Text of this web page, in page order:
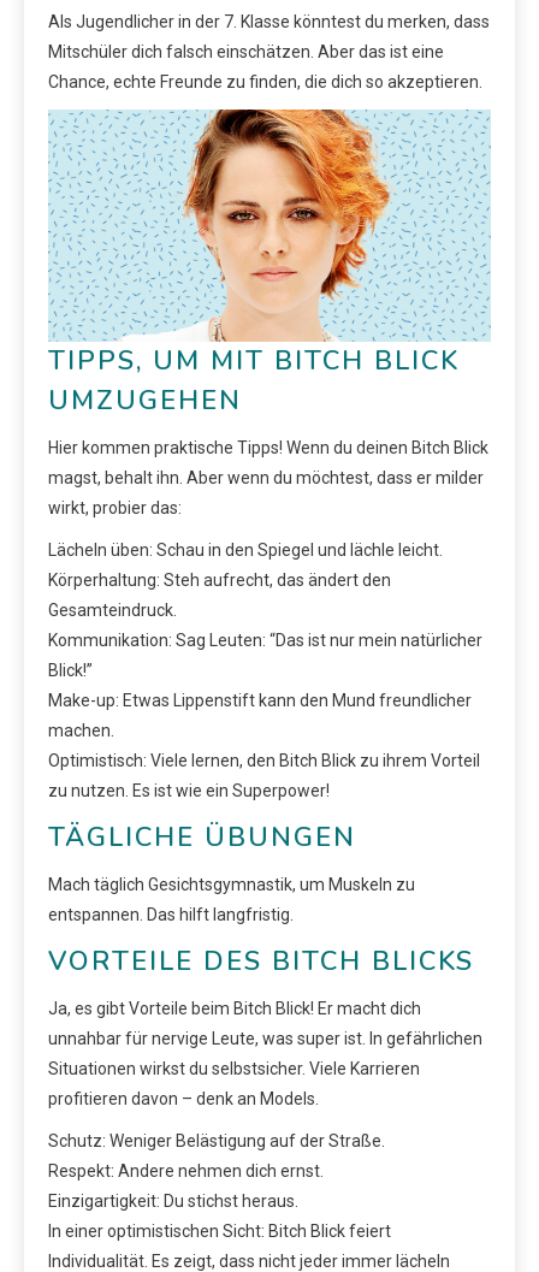
Als Jugendlicher in der 7. Klasse könntest du merken, dass
Mitschüler dich falsch einschätzen. Aber das ist eine
Chance, echte Freunde zu finden, die dich so akzeptieren.
TIPPS, UM MIT BITCH BLICK
UMZUGEHEN
Hier kommen praktische Tipps! Wenn du deinen Bitch Blick
magst, behalt ihn. Aber wenn du möchtest, dass er milder
wirkt, probier das:
Lächeln üben: Schau in den Spiegel und lächle leicht.
Körperhaltung: Steh aufrecht, das ändert den
Gesamteindruck.
Kommunikation: Sag Leuten: “Das ist nur mein natürlicher
Blick!”
Make-up: Etwas Lippenstift kann den Mund freundlicher
machen.
Optimistisch: Viele lernen, den Bitch Blick zu ihrem Vorteil
zu nutzen. Es ist wie ein Superpower!
TÄGLICHE ÜBUNGEN
Mach täglich Gesichtsgymnastik, um Muskeln zu
entspannen. Das hilft langfristig.
VORTEILE DES BITCH BLICKS
Ja, es gibt Vorteile beim Bitch Blick! Er macht dich
unnahbar für nervige Leute, was super ist. In gefährlichen
Situationen wirkst du selbstsicher. Viele Karrieren
profitieren davon – denk an Models.
Schutz: Weniger Belästigung auf der Straße.
Respekt: Andere nehmen dich ernst.
Einzigartigkeit: Du stichst heraus.
In einer optimistischen Sicht: Bitch Blick feiert
Individualität. Es zeigt, dass nicht jeder immer lächeln